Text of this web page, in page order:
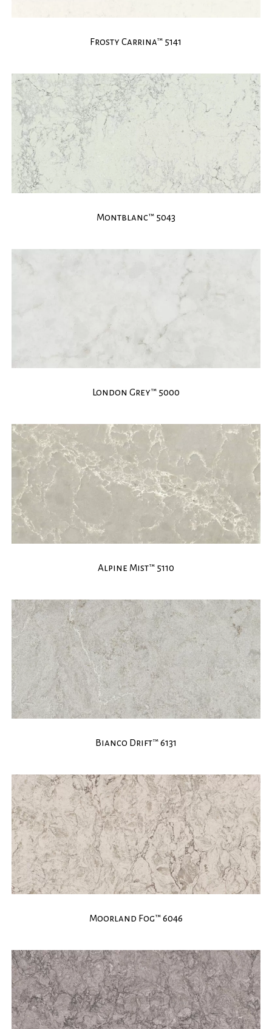
Frosty Carrina™ 5141
Montblanc™ 5043
London Grey™ 5000
Alpine Mist™ 5110
Bianco Drift™ 6131
Moorland Fog™ 6046